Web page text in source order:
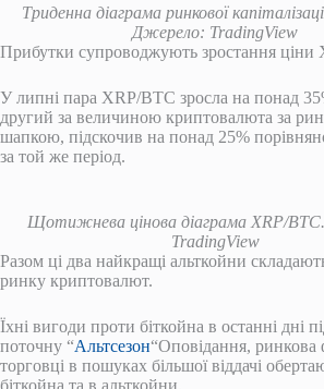
Триденна діаграма ринкової
Джерело: TradingView
Прибутки супроводжують зростання ціни
У липні пара XRP/BTC зросла на понад
другий за величиною криптовалюта за
шапкою, підскочив на понад 25%
за той же період.
Щотижнева цінова діаграма XRP/
TradingView
Разом ці два найкращі альткойни
ринку криптовалют.
Їхні вигоди проти біткойна в останні дні
поточну “Альтсезон“Оповідання, ринкова
торговці в пошуках більшої віддачі
біткойна та в альткойни.